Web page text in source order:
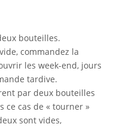
bouteilles.
commandez la
les week-end, jours
tardive.
par deux bouteilles
ce cas de « tourner »
sont vides,